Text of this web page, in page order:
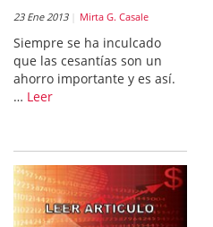
23 Ene 2013 Mirta G. Casale
Siempre se ha inculcado
que las cesantías son un
ahorro importante y es así.
… Leer